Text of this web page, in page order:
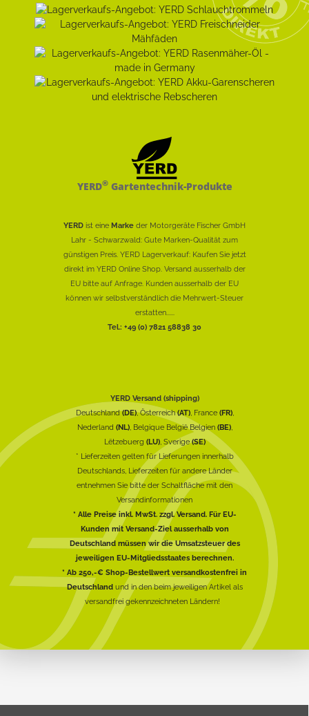
YERD®Gartentechnik-Produkte
YERD ist eine Marke der Motorgeräte Fischer GmbH
Lahr - Schwarzwald: Gute Marken-Qualität zum
günstigen Preis. YERD Lagerverkauf: Kaufen Sie jetzt
direkt im YERD Online Shop. Versand ausserhalb der
EU bitte auf Anfrage. Kunden ausserhalb der EU
können wir selbstverständlich die Mehrwert-Steuer
erstatten......
Tel.: +49 (0) 7821 58838 30
YERD Versand (shipping)
Deutschland(DE), Österreich(AT), France (FR),
Nederland (NL), Belgique België Belgien (BE),
Lëtzebuerg (LU), Sverige(SE)
* Lieferzeiten gelten für Lieferungen innerhalb
Deutschlands, Lieferzeiten für andere Länder
entnehmen Sie bitte der Schaltfläche mit den
Versandinformationen
* Alle Preise inkl. MwSt. zzgl. Versand. Für EU-
Kunden mit Versand-Ziel ausserhalb von
Deutschland müssen wir die Umsatzsteuer des
jeweiligen EU-Mitgliedsstaates berechnen.
* Ab 250,-€ Shop-Bestellwert versandkostenfrei in
Deutschlandund in den beim jeweiligen Artikel als
versandfrei gekennzeichneten Ländern!